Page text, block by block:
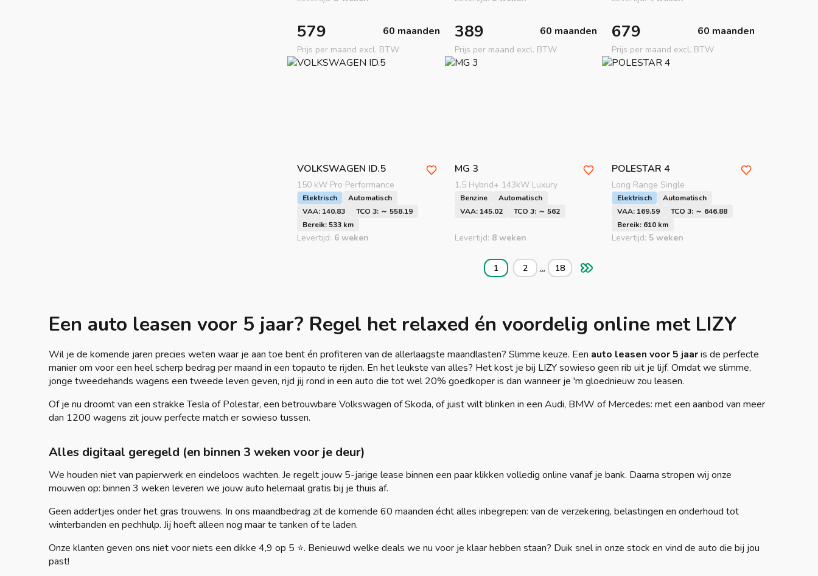
579 60 maanden
Prijs per maand excl. BTW
VOLKSWAGEN ID.5
150 kW Pro Performance
Elektrisch
Automatisch
VAA: 140.83
TCO 3: ～ 558.19
Bereik: 533 km
Levertijd: 6 weken
389 60 maanden
Prijs per maand excl. BTW
MG 3
1.5 Hybrid+ 143kW Luxury
Benzine
Automatisch
VAA: 145.02
TCO 3: ～ 562
Levertijd: 8 weken
679 60 maanden
Prijs per maand excl. BTW
POLESTAR 4
Long Range Single
Elektrisch
Automatisch
VAA: 169.59
TCO 3: ～ 646.88
Bereik: 610 km
Levertijd: 5 weken
1 2 ... 18
Een auto leasen voor 5 jaar? Regel het relaxed én voordelig online met LIZY
Wil je de komende jaren precies weten waar je aan toe bent én profiteren van de allerlaagste maandlasten? Slimme keuze. Een auto leasen voor 5 jaaris de perfecte
manier om voor een heel scherp bedrag per maand in een topauto te rijden. En het leukste van alles? Het kost je bij LIZY sowieso geen rib uit je lijf. Omdat we slimme,
jonge tweedehands wagens een tweede leven geven, rijd jij rond in een auto die tot wel 20% goedkoper is dan wanneer je 'm gloednieuw zou leasen.
Of je nu droomt van een strakke Tesla of Polestar, een betrouwbare Volkswagen of Skoda, of juist wilt blinken in een Audi, BMW of Mercedes: met een aanbod van meer
dan 1200 wagens zit jouw perfecte match er sowieso tussen.
Alles digitaal geregeld (en binnen 3 weken voor je deur)
We houden niet van papierwerk en eindeloos wachten. Je regelt jouw 5-jarige lease binnen een paar klikken volledig online vanaf je bank. Daarna stropen wij onze
mouwen op: binnen 3 weken leveren we jouw auto helemaal gratis bij je thuis af.
Geen addertjes onder het gras trouwens. In ons maandbedrag zit de komende 60 maanden écht alles inbegrepen: van de verzekering, belastingen en onderhoud tot
winterbanden en pechhulp. Jij hoeft alleen nog maar te tanken of te laden.
Onze klanten geven ons niet voor niets een dikke 4,9 op 5 ⭐. Benieuwd welke deals we nu voor je klaar hebben staan? Duik snel in onze stock en vind de auto die bij jou
past!